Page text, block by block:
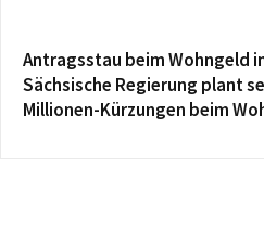
Antragsstau beim Wohngeld
Sächsische Regierung plant
Millionen-Kürzungen beim